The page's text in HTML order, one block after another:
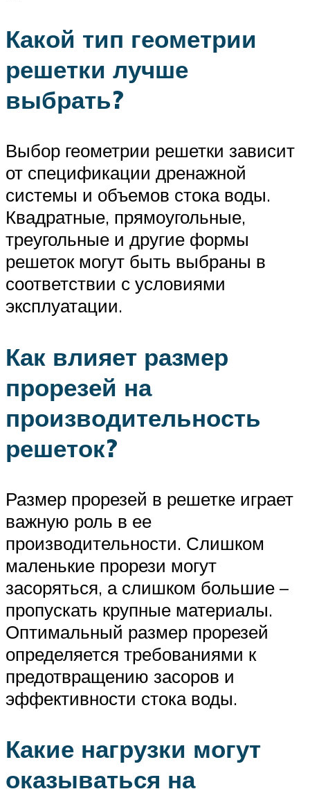
Какой тип геометрии
решетки лучше
выбрать?
Выбор геометрии решетки зависит
от спецификации дренажной
системы и объемов стока воды.
Квадратные, прямоугольные,
треугольные и другие формы
решеток могут быть выбраны в
соответствии с условиями
эксплуатации.
Как влияет размер
прорезей на
производительность
решеток?
Размер прорезей в решетке играет
важную роль в ее
производительности. Слишком
маленькие прорези могут
засоряться, а слишком большие –
пропускать крупные материалы.
Оптимальный размер прорезей
определяется требованиями к
предотвращению засоров и
эффективности стока воды.
Какие нагрузки могут
оказываться на